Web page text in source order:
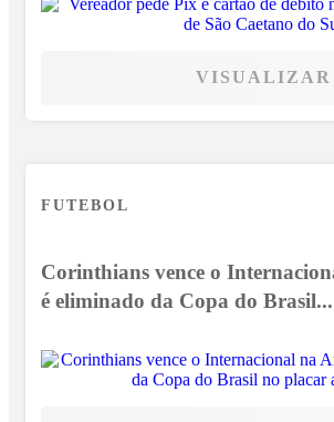
VISUALIZAR
FUTEBOL
Corinthians vence o
é eliminado da Copa do Brasil...